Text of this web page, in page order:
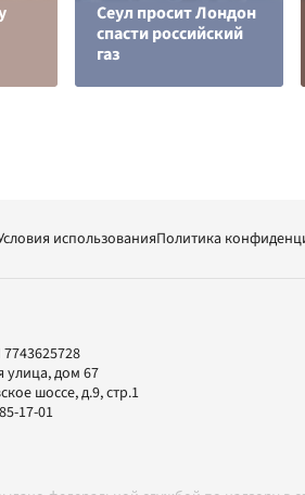
Сеул просит Лондон
спасти российский
газ
использованияПолитика
улица, дом 67
шоссе, д.9, стр.1
17-01